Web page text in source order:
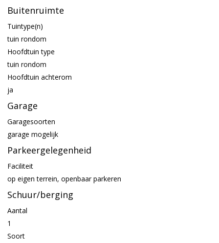
Buitenruimte
Tuintype(n)
tuin rondom
Hoofdtuin type
tuin rondom
Hoofdtuin achterom
ja
Garage
Garagesoorten
garage mogelijk
Parkeergelegenheid
Faciliteit
op eigen terrein, openbaar parkeren
Schuur/berging
Aantal
1
Soort